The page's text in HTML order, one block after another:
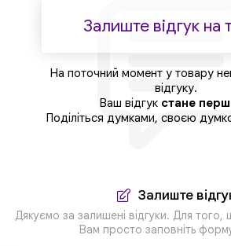
Залиште відгук на
На поточний момент у товару
відгуку.
Ваш відгук стане
Поділіться думками, своєю
Залиште
Дякуємо за залишені відгуки. Для того,
Вам просто заповніть